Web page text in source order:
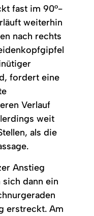
fast im 90°-
weiterhin
nach rechts
fordert eine
Verlauf
weit
als die
Anstieg
dann ein
erstreckt. Am